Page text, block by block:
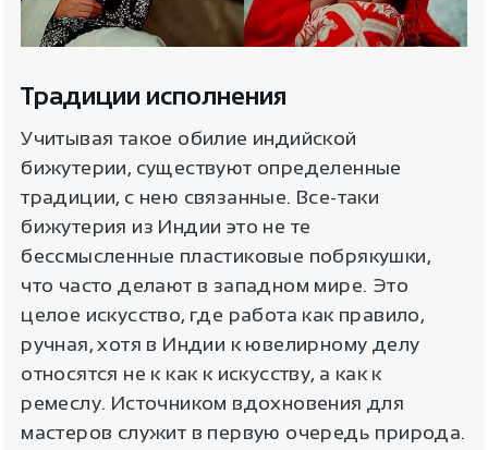
Традиции исполнения
Учитывая такое обилие индийской
бижутерии, существуют определенные
традиции, с нею связанные. Все-таки
бижутерия из Индии это не те
бессмысленные пластиковые побрякушки,
что часто делают в западном мире. Это
целое искусство, где работа как правило,
ручная, хотя в Индии к ювелирному делу
относятся не к как к искусству, а как к
ремеслу. Источником вдохновения для
мастеров служит в первую очередь природа.